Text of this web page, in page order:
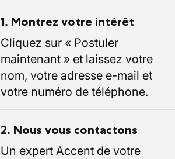
1. Montrez votre intérêt
Cliquez sur « Postuler
maintenant » et laissez votre
nom, votre adresse e-mail et
votre numéro de téléphone.
2. Nous vous contactons
Un expert Accent de votre